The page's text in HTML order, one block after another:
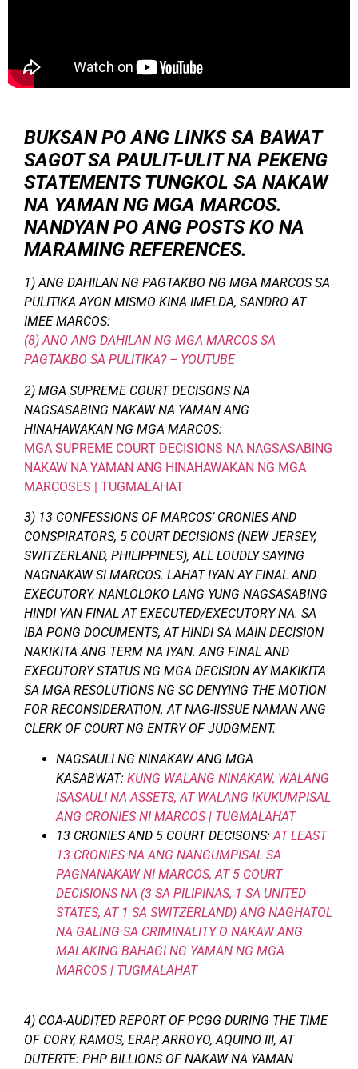
BUKSAN PO ANG LINKS SA BAWAT
SAGOT SA PAULIT-ULIT NA PEKENG
STATEMENTS TUNGKOL SA NAKAW
NA YAMAN NG MGA MARCOS.
NANDYAN PO ANG POSTS KO NA
MARAMING REFERENCES.
1) ANG DAHILAN NG PAGTAKBO NG MGA MARCOS SA
PULITIKA AYON MISMO KINA IMELDA, SANDRO AT
IMEE MARCOS:
(8) ANO ANG DAHILAN NG MGA MARCOS SA
PAGTAKBO SA PULITIKA? – YOUTUBE
2) MGA SUPREME COURT DECISONS NA
NAGSASABING NAKAW NA YAMAN ANG
HINAHAWAKAN NG MGA MARCOS:
MGA SUPREME COURT DECISIONS NA NAGSASABING
NAKAW NA YAMAN ANG HINAHAWAKAN NG MGA
MARCOSES | TUGMALAHAT
3) 13 CONFESSIONS OF MARCOS’ CRONIES AND
CONSPIRATORS, 5 COURT DECISIONS (NEW JERSEY,
SWITZERLAND, PHILIPPINES), ALL LOUDLY SAYING
NAGNAKAW SI MARCOS. LAHAT IYAN AY FINAL AND
EXECUTORY. NANLOLOKO LANG YUNG NAGSASABING
HINDI YAN FINAL AT EXECUTED/EXECUTORY NA. SA
IBA PONG DOCUMENTS, AT HINDI SA MAIN DECISION
NAKIKITA ANG TERM NA IYAN. ANG FINAL AND
EXECUTORY STATUS NG MGA DECISION AY MAKIKITA
SA MGA RESOLUTIONS NG SC DENYING THE MOTION
FOR RECONSIDERATION. AT NAG-IISSUE NAMAN ANG
CLERK OF COURT NG ENTRY OF JUDGMENT.
NAGSAULI NG NINAKAW ANG MGA
KASABWAT: KUNG WALANG NINAKAW, WALANG
ISASAULI NA ASSETS, AT WALANG IKUKUMPISAL
ANG CRONIES NI MARCOS | TUGMALAHAT
13 CRONIES AND 5 COURT DECISONS:AT LEAST
13 CRONIES NA ANG NANGUMPISAL SA
PAGNANAKAW NI MARCOS, AT 5 COURT
DECISIONS NA (3 SA PILIPINAS, 1 SA UNITED
STATES, AT 1 SA SWITZERLAND) ANG NAGHATOL
NA GALING SA CRIMINALITY O NAKAW ANG
MALAKING BAHAGI NG YAMAN NG MGA
MARCOS | TUGMALAHAT
4) COA-AUDITED REPORT OF PCGG DURING THE TIME
OF CORY, RAMOS, ERAP, ARROYO, AQUINO III, AT
DUTERTE: PHP BILLIONS OF NAKAW NA YAMAN